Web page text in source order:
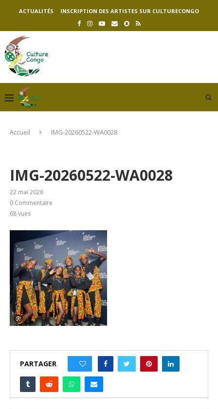
ACTUALITÉS INSCRIPTION DES ARTISTES SUR CULTURECONGO
Accueil IMG-20260522-WA0028
IMG-20260522-WA0028
22 mai 2026
0 Commentaire
68vues
PARTAGER